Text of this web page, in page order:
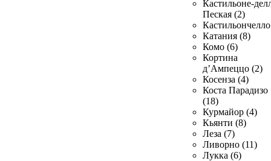
Кастильоне-
Пеская (2)
Катания (8)
Комо (6)
Кортина
д’Ампеццо (2)
Косенза (4)
Коста Парадизо
(18)
Курмайор (4)
Кьянти (8)
Леза (7)
Ливорно (11)
Лукка (6)